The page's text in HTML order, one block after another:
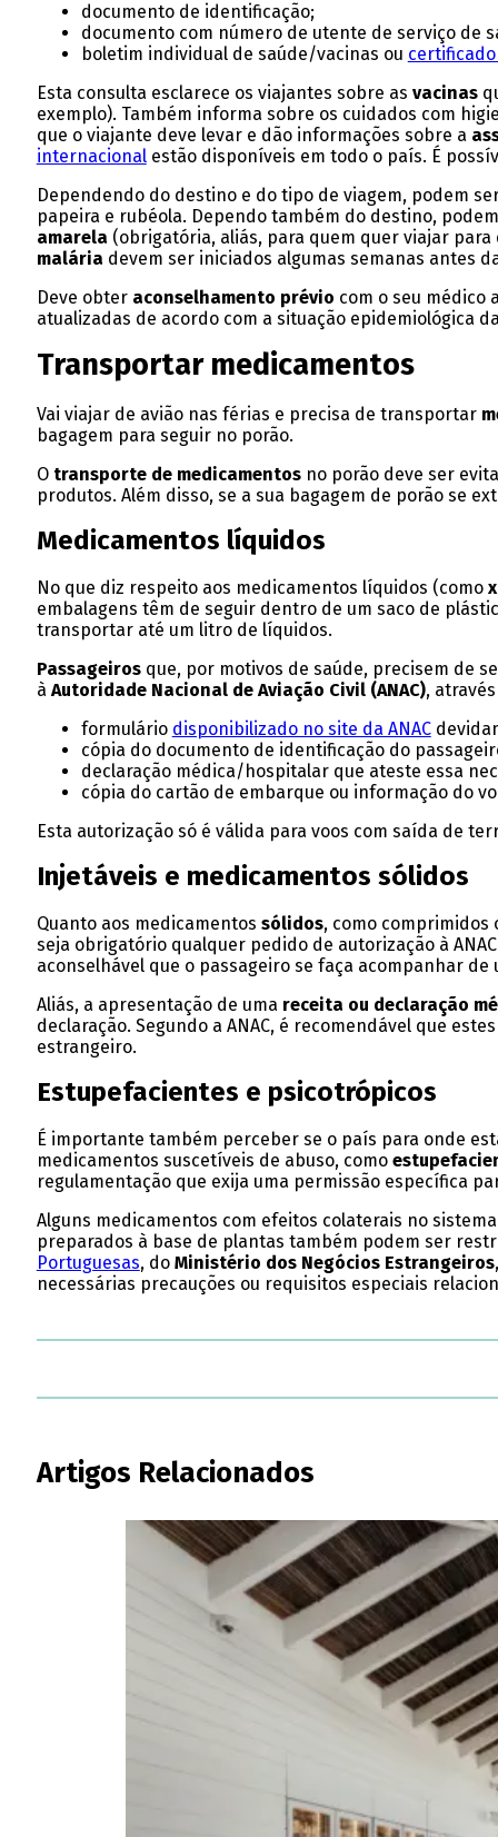
documento de identificação;
documento com número de utente de serviço de
boletim individual de saúde/vacinas ou
Esta consulta esclarece os viajantes sobre as vacinas
exemplo). Também informa sobre os cuidados com
que o viajante deve levar e dão informações sobre a
internacionalestão disponíveis em todo o país. É
Dependendo do destino e do tipo de viagem, podem
papeira e rubéola. Dependo também do destino,
amarela (obrigatória, aliás, para quem quer viajar
malária devem ser iniciados algumas semanas antes
Deve obter aconselhamento prévio com o seu médico
atualizadas de acordo com a situação epidemiológica
Transportar medicamentos
Vai viajar de avião nas férias e precisa de transportar
bagagem para seguir no porão.
O transporte de medicamentosno porão deve ser
produtos. Além disso, se a sua bagagem de porão se
Medicamentos líquidos
No que diz respeito aos medicamentos líquidos (como
embalagens têm de seguir dentro de um saco de
transportar até um litro de líquidos.
Passageiros que, por motivos de saúde, precisem de
à Autoridade Nacional de Aviação Civil (ANAC),
formulário disponibilizado no site da ANAC
cópia do documento de identificação do
declaração médica/hospitalar que ateste essa
cópia do cartão de embarque ou informação do
Esta autorização só é válida para voos com saída de
Injetáveis e medicamentos sólidos
Quanto aos medicamentos sólidos, como comprimidos
seja obrigatório qualquer pedido de autorização à
aconselhável que o passageiro se faça acompanhar
Aliás, a apresentação de uma receita ou declaração
declaração. Segundo a ANAC, é recomendável que
estrangeiro.
Estupefacientes e psicotrópicos
É importante também perceber se o país para onde
medicamentos suscetíveis de abuso, como
regulamentação que exija uma permissão específica
Alguns medicamentos com efeitos colaterais no
preparados à base de plantas também podem ser
Portuguesas, do Ministério dos Negócios Estrangeiros
necessárias precauções ou requisitos especiais
Artigos Relacionados